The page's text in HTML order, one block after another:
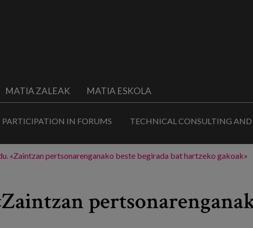
MATIA ZALEAK MATIA ESKOLA
PARTICIPATION IN FORUMS TECHNICAL CONSULTING
«Zaintzan pertsonarenganako beste begirada bat hartzeko gakoak»